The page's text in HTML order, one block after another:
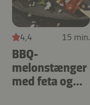
4,4 15 min.
BBQ-
melonstænger
med feta og